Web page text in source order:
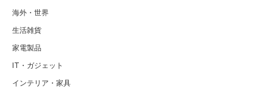
海外・世界
生活雑貨
家電製品
IT・ガジェット
インテリア・家具